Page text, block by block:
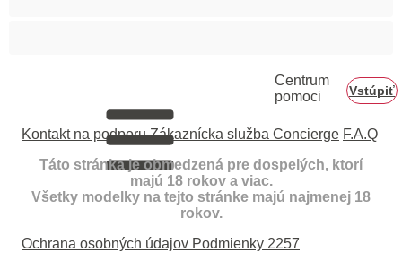
Centrum
pomoci
Vstúpiť
Kontakt na podporu Zákaznícka služba Concierge F.A.Q
Táto stránka je obmedzená pre dospelých, ktorí
majú 18 rokov a viac.
Všetky modelky na tejto stránke majú najmenej 18
rokov.
Ochrana osobných údajov Podmienky 2257